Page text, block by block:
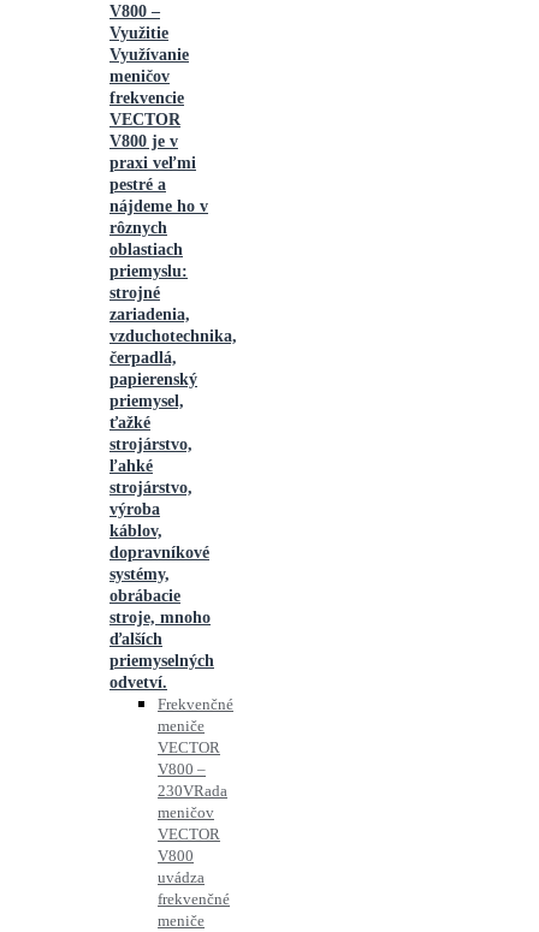
V800 –
Využitie
Využívanie
meničov
frekvencie
VECTOR
V800 je v
praxi veľmi
pestré a
nájdeme ho v
rôznych
oblastiach
priemyslu:
strojné
zariadenia,
vzduchotechnika,
čerpadlá,
papierenský
priemysel,
ťažké
strojárstvo,
ľahké
strojárstvo,
výroba
káblov,
dopravníkové
systémy,
obrábacie
stroje, mnoho
ďalších
priemyselných
odvetví.
Frekvenčné
meniče
VECTOR
V800 –
230VRada
meničov
VECTOR
V800
uvádza
frekvenčné
meniče